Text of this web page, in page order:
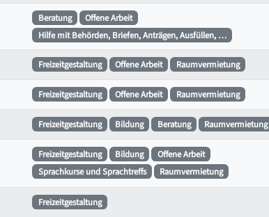
Beratung
Offene Arbeit
Hilfe mit Behörden, Briefen, Anträgen, Ausfüllen, …
Freizeitgestaltung Offene Arbeit Raumvermietung
Freizeitgestaltung Offene Arbeit Raumvermietung
Freizeitgestaltung Bildung Beratung Raumvermietung
Freizeitgestaltung Bildung
Offene Arbeit
Sprachkurse und Sprachtreffs
Raumvermietung
Freizeitgestaltung